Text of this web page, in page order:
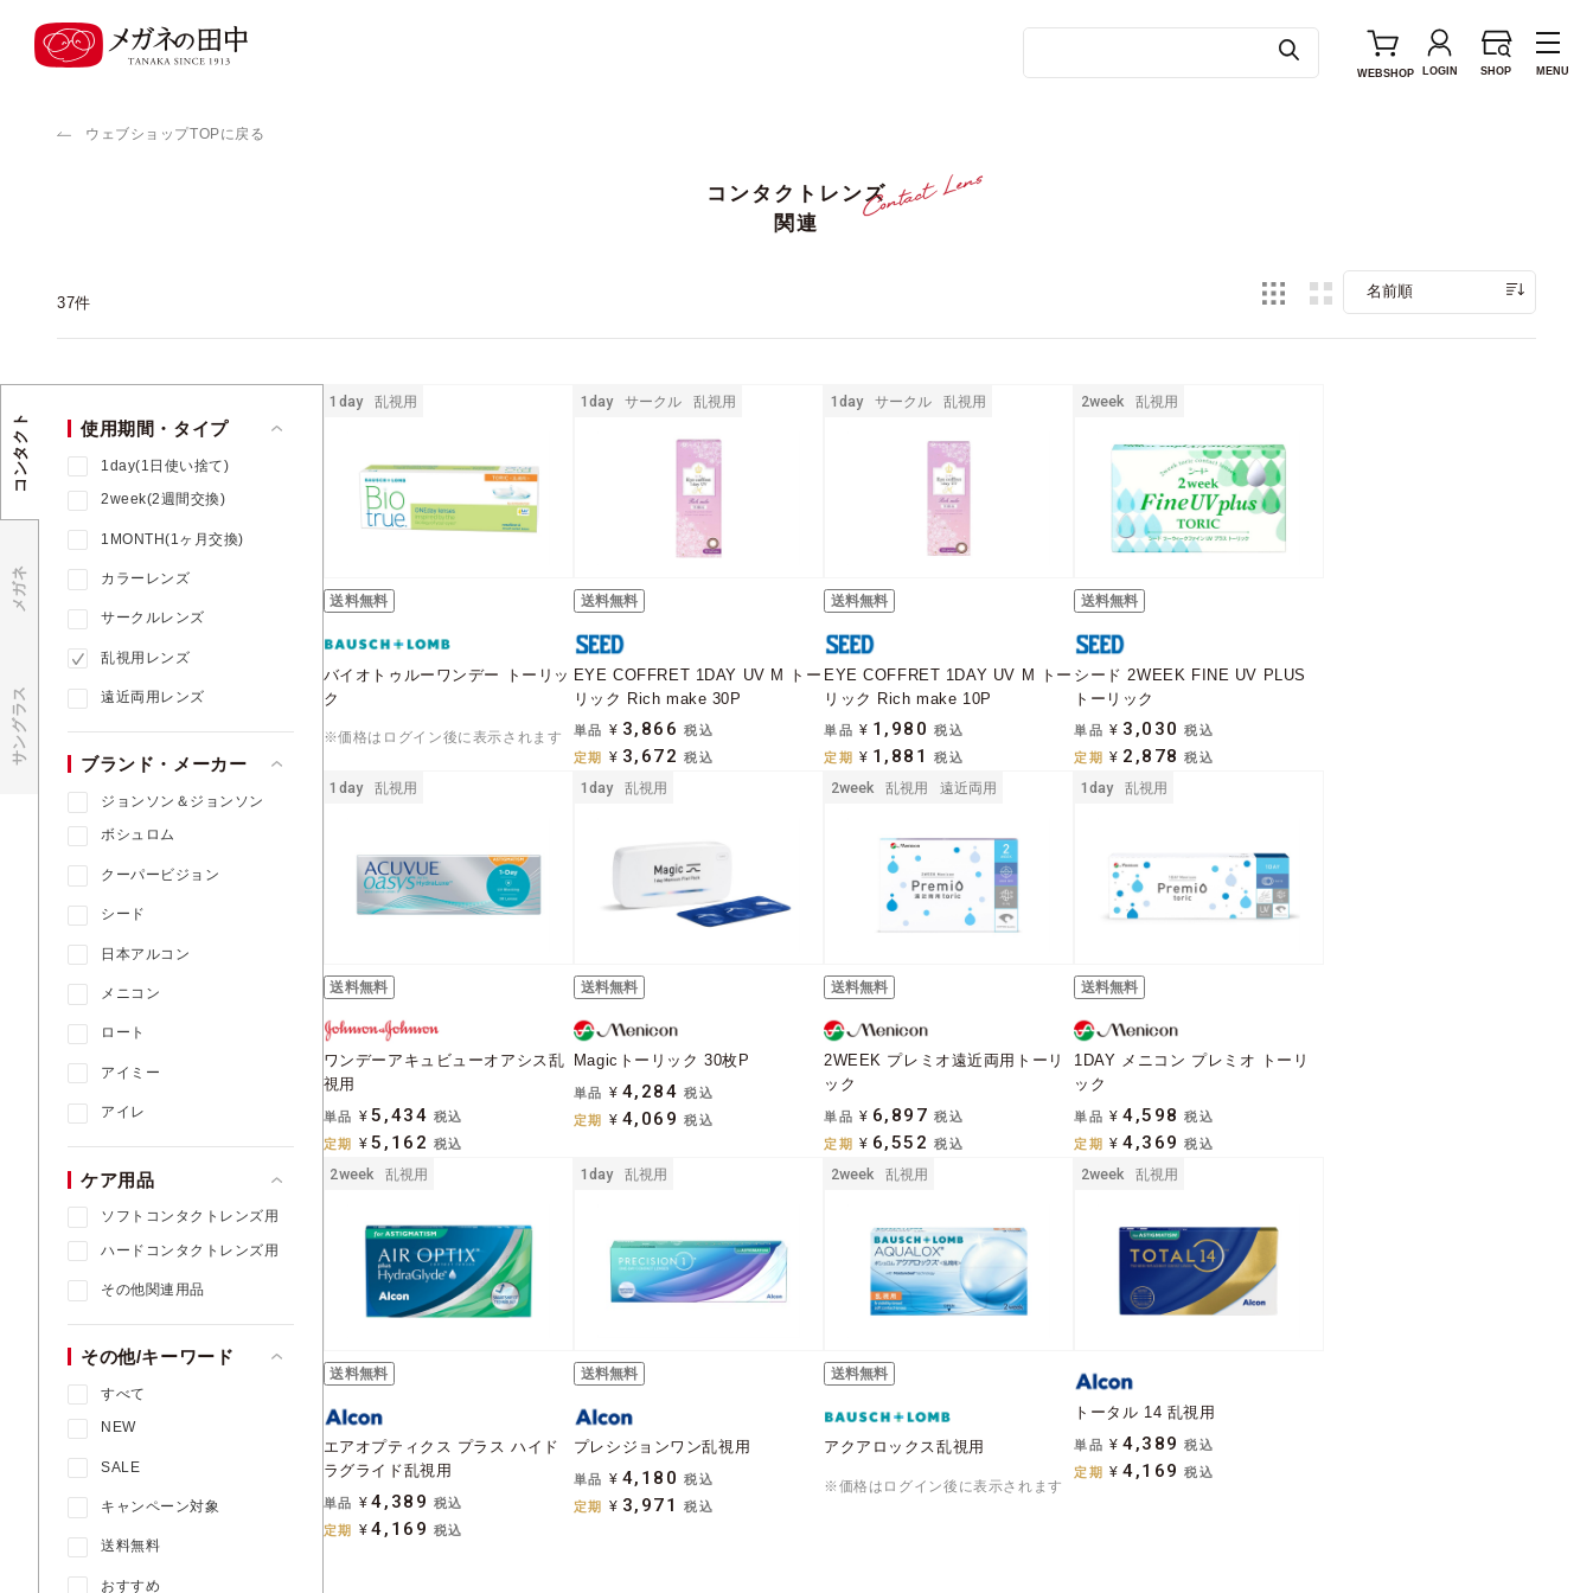
WEBSHOP LOGIN SHOP MENU
ウェブショップTOPに戻る
コンタクトレンズ
関連
37件
名前順
コンタクト
メガネ
サングラス
使用期間・タイプ
1day(1日使い捨て)
2week(2週間交換)
1MONTH(1ヶ月交換)
カラーレンズ
サークルレンズ
乱視用レンズ
遠近両用レンズ
ブランド・メーカー
ジョンソン＆ジョンソン
ボシュロム
クーパービジョン
シード
日本アルコン
メニコン
ロート
アイミー
アイレ
ケア用品
ソフトコンタクトレンズ用
ハードコンタクトレンズ用
その他関連用品
その他/キーワード
すべて
NEW
SALE
キャンペーン対象
送料無料
おすすめ
1day 乱視用
送料無料
バイオトゥルーワンデー トーリッ
ク
※価格はログイン後に表示されます
1day サークル 乱視用
送料無料
EYE COFFRET 1DAY UV M トー
リック Rich make 30P
単品 ¥ 3,866 税込
定期
¥ 3,672 税込
1day サークル 乱視用
送料無料
EYE COFFRET 1DAY UV M トー
リック Rich make 10P
単品 ¥ 1,980
税込
定期 ¥ 1,881 税込
2week 乱視用
送料無料
シード 2WEEK FINE UV PLUS
トーリック
単品 ¥ 3,030
税込
定期 ¥ 2,878 税込
1day 乱視用
送料無料
ワンデーアキュビューオアシス乱
視用
単品 ¥ 5,434 税込
定期
¥ 5,162 税込
1day 乱視用
送料無料
Magicトーリック 30枚P
単品 ¥ 4,284 税込
定期
¥ 4,069 税込
2week 乱視用 遠近両用
送料無料
2WEEK プレミオ遠近両用トーリ
ック
単品 ¥ 6,897 税込
定期 ¥ 6,552 税込
1day 乱視用
送料無料
1DAY メニコン プレミオ トーリ
ック
単品 ¥ 4,598
税込
定期 ¥ 4,369 税込
2week 乱視用
送料無料
エアオプティクス プラス ハイド
ラグライド乱視用
単品 ¥ 4,389 税込
定期
¥ 4,169 税込
1day 乱視用
送料無料
プレシジョンワン乱視用
単品 ¥ 4,180 税込
定期
¥ 3,971 税込
2week 乱視用
送料無料
アクアロックス乱視用
※価格はログイン後に表示されます
2week 乱視用
トータル 14 乱視用
単品 ¥ 4,389
税込
定期 ¥ 4,169 税込